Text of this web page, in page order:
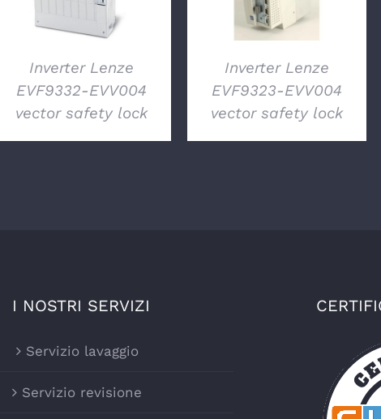
Inverter Lenze
EVF9332-EVV004
vector safety lock
Inverter Lenze
EVF9323-EVV004
vector safety lock
I NOSTRI SERVIZI
Servizio lavaggio
Servizio revisione